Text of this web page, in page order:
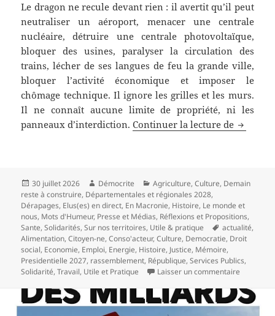
Le dragon ne recule devant rien : il avertit qu’il peut
neutraliser un aéroport, menacer une centrale
nucléaire, détruire une centrale photovoltaïque,
bloquer des usines, paralyser la circulation des
trains, lécher de ses langues de feu la grande ville,
bloquer l’activité économique et imposer le
chômage technique. Il ignore les grilles et les murs.
Il ne connaît aucune limite de propriété, ni les
panneaux d’interdiction.Continuer la lecture de Ce que
Publié
le
30 juillet 2026 Auteur
Démocrite Catégories
Agriculture,Culture, Demain
reste à construire, Départementales et régionales 2028,
Dérapages, Elus(es) en direct, En Macronie, Histoire, Le monde et
nous, Mots d'Humeur, Presse et Médias, Réflexions et Propositions,
Sante,Solidarités,Sur nos territoires, Utile & pratique
Mots-
clés
actualité,
Alimentation,Citoyen-ne,Conso'acteur,Culture, Democratie, Droit
social, Economie, Emploi, Energie, Histoire, Justice, Mémoire,
Presidentielle 2027, rassemblement, République,Services Publics,
Solidarité,Travail, Utile et Pratique Laisser un commentaire